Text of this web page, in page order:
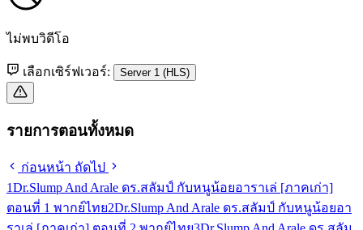
ไม่พบวิดีโอ
เลือกเซิร์ฟเวอร์: Server 1 (HLS)
รายการตอนทั้งหมด
ก่อนหน้า ถัดไป
1Dr.Slump And Arale ดร.สลัมป์ กับหนูน้อยอาราเล่ [ภาคเก่า]
ตอนที่ 1 พากย์ไทย2Dr.Slump And Arale ดร.สลัมป์ กับหนูน้อยอา